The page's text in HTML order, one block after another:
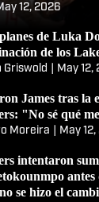
12, 2026
de Luka
de los
Griswold May 12,
James tras la
"No sé qué
Moreira May
intentaron
se hizo el